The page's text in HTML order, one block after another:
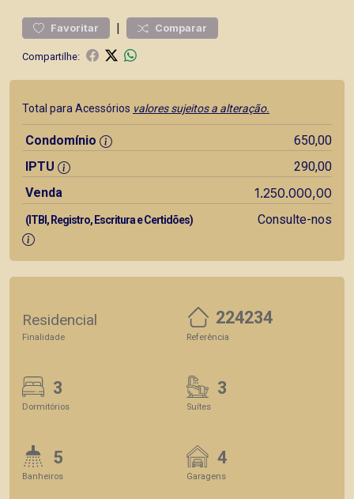
Favoritar | Comparar
Compartilhe:
Total para Acessórios valores sujeitos a alteração.
Condomínio
650,00
IPTU
290,00
Venda
1.250.000,00
(ITBI, Registro, Escritura e Certidões) Consulte-nos
Residencial
Finalidade
224234
Referência
3
Dormitórios
3
Suítes
5
Banheiros
4
Garagens